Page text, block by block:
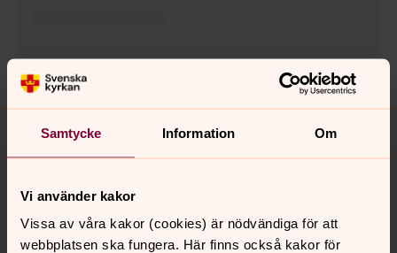
Samtycke Information Om
Vi använder kakor
Vissa av våra kakor (cookies) är nödvändiga för att
webbplatsen ska fungera. Här finns också kakor för
Tillbaka till toppen
Tillbaka till innehållet
Kontakt